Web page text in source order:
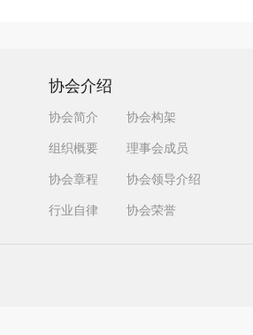
协会介绍
协会简介 协会构架
组织概要 理事会成员
协会章程 协会领导介绍
行业自律 协会荣誉